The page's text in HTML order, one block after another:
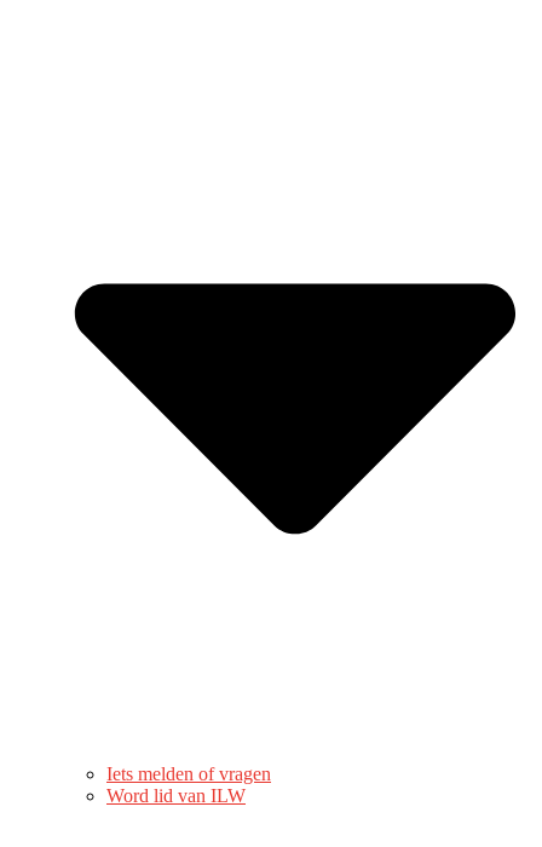
Iets melden of vragen
Word lid van ILW